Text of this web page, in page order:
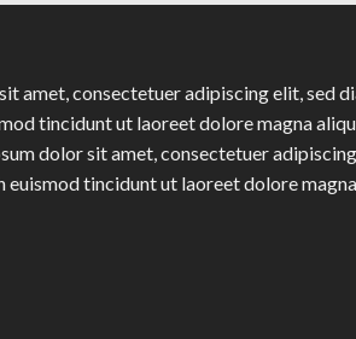
amet, consectetuer adipiscing elit, sed
tincidunt ut laoreet dolore magna
dolor sit amet, consectetuer
euismod tincidunt ut laoreet dolore